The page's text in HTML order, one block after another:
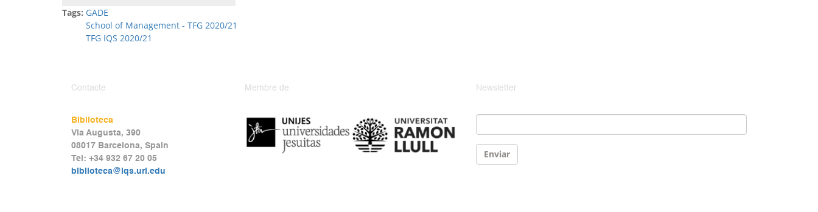
Tags: GADE
School of Management - TFG 2020/21
TFG IQS 2020/21
Contacte
Biblioteca
Via Augusta, 390
08017 Barcelona, Spain
Tel: +34 932 67 20 05
biblioteca@iqs.url.edu
Membre de Newsletter
Email
Enviar